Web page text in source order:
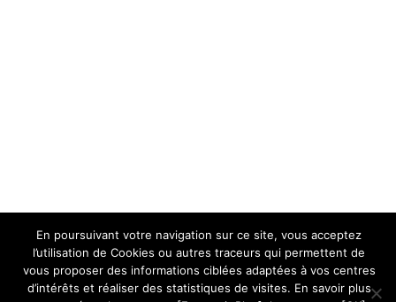
En poursuivant votre navigation sur ce site, vous acceptez
l’utilisation de Cookies ou autres traceurs qui permettent de
vous proposer des informations ciblées adaptées à vos centres
d’intérêts et réaliser des statistiques de visites. En savoir plus